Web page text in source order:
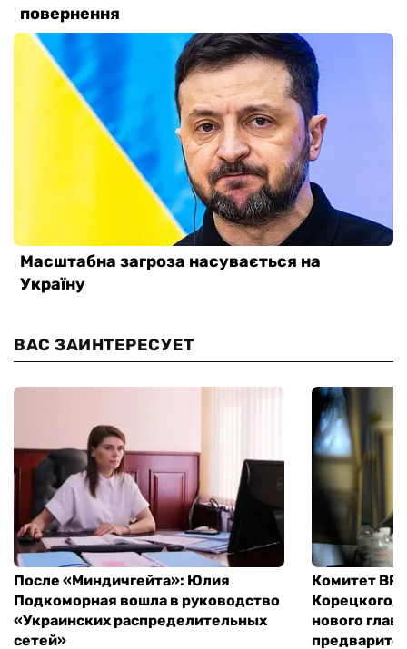
ВАС ЗАИНТЕРЕСУЕТ
После «Миндичгейта»: Юлия
Подкоморная вошла в руководство
«Украинских распределительных
сетей»
Комитет ВР
Корецкого,
нового